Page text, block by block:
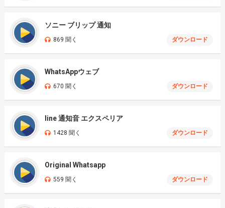
ソニー ブリップ 通知
869 聞く ダウンロード
WhatsAppウェブ
670 聞く ダウンロード
line 通知音 エクスペリア
1428 聞く ダウンロード
Original Whatsapp
559 聞く ダウンロード